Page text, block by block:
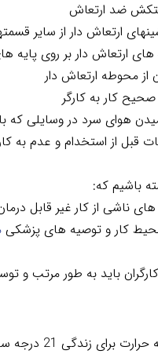
ضد ارتعاش
ارتعاش دار از سایر
ارتعاش دار بر روی پایه
از محوطه ارتعاش دار
کار به کارگر
هوای سرد در وسایلی
قبل از استخدام و عدم به
باشیم که:
های ناشی از کار غیر قابل
کار و توصیه های پزشکی
کارگران باید به طور مرتب
21 درجه سانتی گراد می باشد.